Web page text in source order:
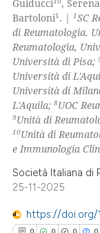
how this article has
atscite.ai
shows how a
been cited by
of the citation, a
describing
mentions, or
claim, and a label
in which section
was made.
Guiducci
,
Bartoloni1 . | 1SC
di Reumatologia.
Reumatologia,
Università di Pisa;
Università di
Università di
L'Aquila;8UOC
9Unità di
10Unità di
e Immunologia
Società Italiana di
25-11-2025
https://doi.org/